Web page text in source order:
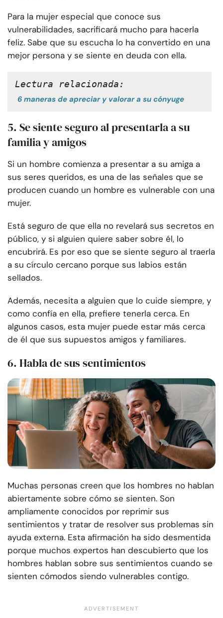
Para la mujer especial que conoce sus
vulnerabilidades, sacrificará mucho para hacerla
feliz. Sabe que su escucha lo ha convertido en una
mejor persona y se siente en deuda con ella.
Lectura relacionada:
6 maneras de apreciar y valorar a su cónyuge
5. Se siente seguro al presentarla a su
familia y amigos
Si un hombre comienza a presentar a su amiga a
sus seres queridos, es una de las señales que se
producen cuando un hombre es vulnerable con una
mujer.
Está seguro de que ella no revelará sus secretos en
público, y si alguien quiere saber sobre él, lo
encubrirá. Es por eso que se siente seguro al traerla
a su círculo cercano porque sus labios están
sellados.
Además, necesita a alguien que lo cuide siempre, y
como confía en ella, prefiere tenerla cerca. En
algunos casos, esta mujer puede estar más cerca
de él que sus supuestos amigos y familiares.
6. Habla de sus sentimientos
Muchas personas creen que los hombres no hablan
abiertamente sobre cómo se sienten. Son
ampliamente conocidos por reprimir sus
sentimientos y tratar de resolver sus problemas sin
ayuda externa. Esta afirmación ha sido desmentida
porque muchos expertos han descubierto que los
hombres hablan sobre sus sentimientos cuando se
sienten cómodos siendo vulnerables contigo.